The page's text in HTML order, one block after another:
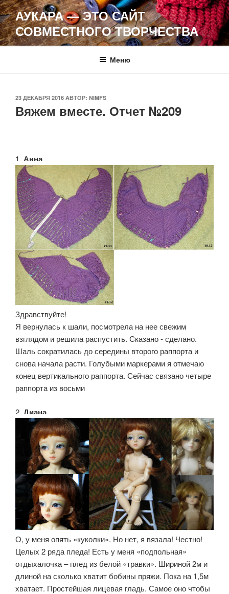
Перейти
к
содержимому
АУКАРА — ЭТО САЙТ
СОВМЕСТНОГО ТВОРЧЕСТВА
Меню
ОПУБЛИКОВАНО
23 ДЕКАБРЯ 2016 АВТОР: NIMFS
Вяжем вместе. Отчет №209
1. Анна
Здравствуйте!
Я вернулась к шали, посмотрела на нее свежим
взглядом и решила распустить. Сказано - сделано.
Шаль сократилась до середины второго раппорта и
снова начала расти. Голубыми маркерами я отмечаю
конец вертикального раппорта. Сейчас связано четыре
раппорта из восьми
2. Диана
О, у меня опять «куколки». Но нет, я вязала! Честно!
Целых 2 ряда пледа! Есть у меня «подпольная»
отдыхалочка – плед из белой «травки». Шириной 2м и
длиной на сколько хватит бобины пряжи. Пока на 1,5м
хватает. Простейшая лицевая гладь. Самое оно чтобы